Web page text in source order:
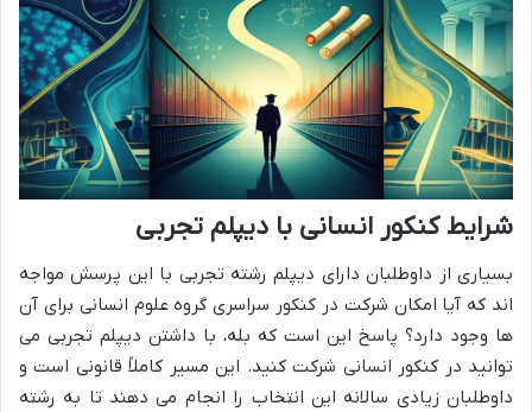
شرایط کنکور انسانی با دیپلم تجربی
بسیاری از داوطلبان دارای دیپلم رشته تجربی با این پرسش مواجه
اند که آیا امکان شرکت در کنکور سراسری گروه علوم انسانی برای آن
ها وجود دارد؟ پاسخ این است که بله، با داشتن دیپلم تجربی می
توانید در کنکور انسانی شرکت کنید. این مسیر کاملاً قانونی است و
داوطلبان زیادی سالانه این انتخاب را انجام می دهند تا به رشته